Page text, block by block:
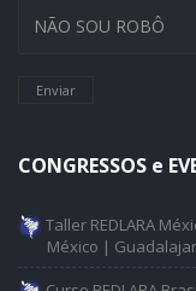
Enviar
CONGRESSOS e
Taller REDLARA
México |